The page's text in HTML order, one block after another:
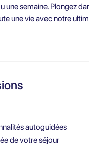
une semaine. Plongez
une vie avec notre
autoguidées
de votre séjour